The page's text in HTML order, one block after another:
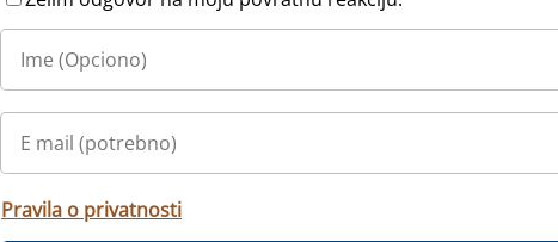
Pravila o privatnosti